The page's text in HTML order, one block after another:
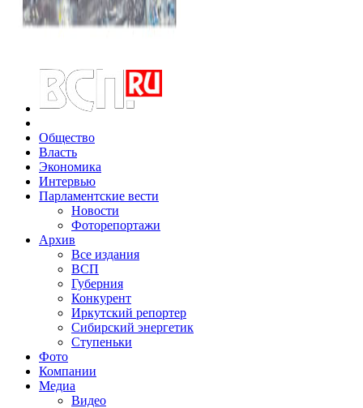
Общество
Власть
Экономика
Интервью
Парламентские вести
Новости
Фоторепортажи
Архив
Все издания
ВСП
Губерния
Конкурент
Иркутский репортер
Сибирский энергетик
Ступеньки
Фото
Компании
Медиа
Видео